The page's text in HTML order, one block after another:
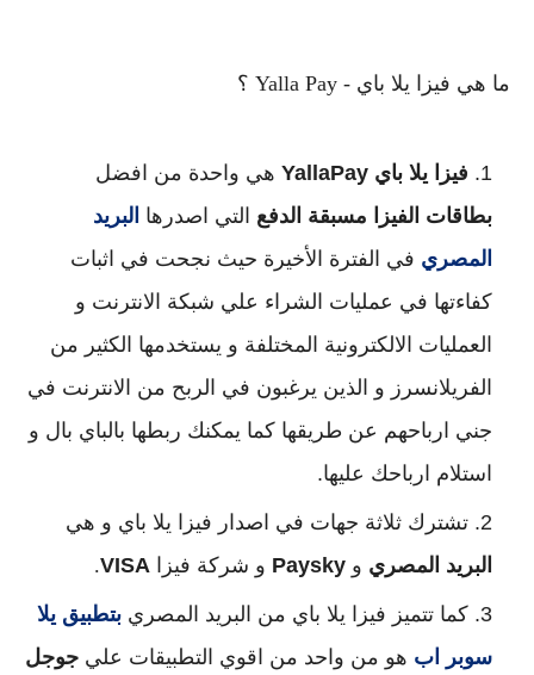
ما هي فيزا يلا باي - Yalla Pay ؟
فيزا يلا باي YallaPay
هي واحدة من افضل
بطاقات الفيزا مسبقة الدفع التي اصدرها
المصري في الفترة الأخيرة
استلام ارباحك عليها.
تشترك ثلاثة جهات في اصدار فيزا يلا باي و هي
البريد المصري و Paysky و شركة فيزا VISA
.
كما تتميز فيزا يلا باي من البريد المصري
سوبر اب هو من واحد من اقوي التطبيقات علي